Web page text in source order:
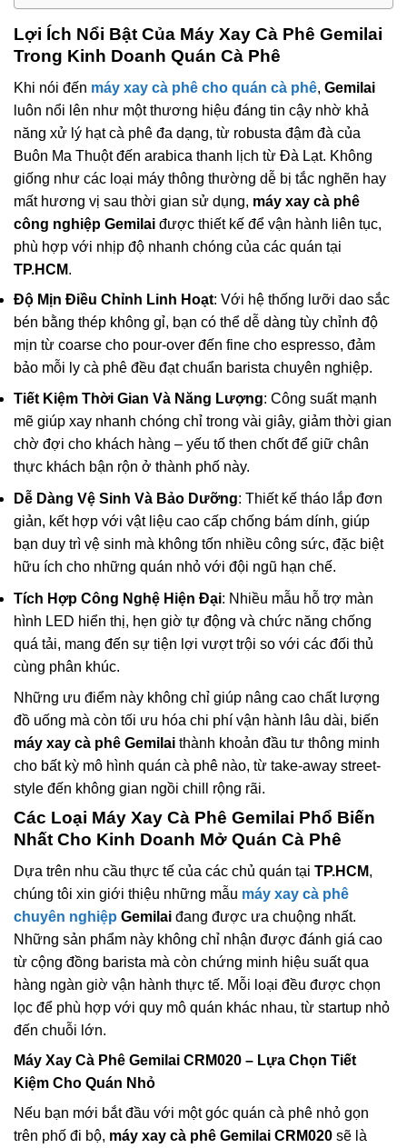
Lợi Ích Nổi Bật Của Máy Xay Cà Phê Gemilai
Trong Kinh Doanh Quán Cà Phê
Khi nói đến máy xay cà phê cho quán cà phê, Gemilai
luôn nổi lên như một thương hiệu đáng tin cậy nhờ khả
năng xử lý hạt cà phê đa dạng, từ robusta đậm đà của
Buôn Ma Thuột đến arabica thanh lịch từ Đà Lạt. Không
giống như các loại máy thông thường dễ bị tắc nghẽn hay
mất hương vị sau thời gian sử dụng, máy xay cà phê
công nghiệp Gemilai được thiết kế để vận hành liên tục,
phù hợp với nhịp độ nhanh chóng của các quán tại
TP.HCM.
Độ Mịn Điều Chỉnh Linh Hoạt: Với hệ thống lưỡi dao sắc
bén bằng thép không gỉ, bạn có thể dễ dàng tùy chỉnh độ
mịn từ coarse cho pour-over đến fine cho espresso, đảm
bảo mỗi ly cà phê đều đạt chuẩn barista chuyên nghiệp.
Tiết Kiệm Thời Gian Và Năng Lượng: Công suất mạnh
mẽ giúp xay nhanh chóng chỉ trong vài giây, giảm thời gian
chờ đợi cho khách hàng – yếu tố then chốt để giữ chân
thực khách bận rộn ở thành phố này.
Dễ Dàng Vệ Sinh Và Bảo Dưỡng: Thiết kế tháo lắp đơn
giản, kết hợp với vật liệu cao cấp chống bám dính, giúp
bạn duy trì vệ sinh mà không tốn nhiều công sức, đặc biệt
hữu ích cho những quán nhỏ với đội ngũ hạn chế.
Tích Hợp Công Nghệ Hiện Đại: Nhiều mẫu hỗ trợ màn
hình LED hiển thị, hẹn giờ tự động và chức năng chống
quá tải, mang đến sự tiện lợi vượt trội so với các đối thủ
cùng phân khúc.
Những ưu điểm này không chỉ giúp nâng cao chất lượng
đồ uống mà còn tối ưu hóa chi phí vận hành lâu dài, biến
máy xay cà phê Gemilai thành khoản đầu tư thông minh
cho bất kỳ mô hình quán cà phê nào, từ take-away street-
style đến không gian ngồi chill rộng rãi.
Các Loại Máy Xay Cà Phê Gemilai Phổ Biến
Nhất Cho Kinh Doanh Mở Quán Cà Phê
Dựa trên nhu cầu thực tế của các chủ quán tại TP.HCM,
chúng tôi xin giới thiệu những mẫu máy xay cà phê
chuyên nghiệp Gemilai đang được ưa chuộng nhất.
Những sản phẩm này không chỉ nhận được đánh giá cao
từ cộng đồng barista mà còn chứng minh hiệu suất qua
hàng ngàn giờ vận hành thực tế. Mỗi loại đều được chọn
lọc để phù hợp với quy mô quán khác nhau, từ startup nhỏ
đến chuỗi lớn.
Máy Xay Cà Phê Gemilai CRM020 – Lựa Chọn Tiết
Kiệm Cho Quán Nhỏ
Nếu bạn mới bắt đầu với một góc quán cà phê nhỏ gọn
trên phố đi bộ, máy xay cà phê Gemilai CRM020 sẽ là